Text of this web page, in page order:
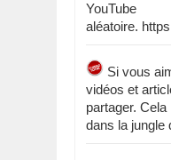
YouTube
aléatoire.
Si vous
vidéos et
partager.
dans la jungle